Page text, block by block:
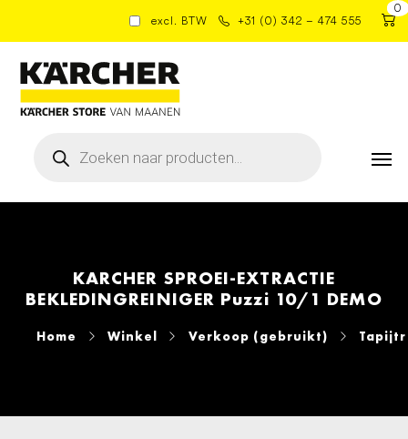
excl. BTW +31 (0) 342 – 474 555
0
zoeken
KARCHER SPROEI-EXTRACTIE
BEKLEDINGREINIGER Puzzi 10/1 DEMO
Home Winkel Verkoop (gebruikt)